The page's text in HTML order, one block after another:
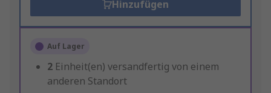
Hinzufügen
Auf Lager
2 Einheit(en) versandfertig von einem
anderen Standort